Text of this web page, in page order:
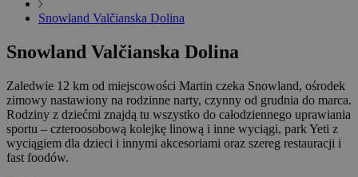
Snowland Valčianska Dolina
Snowland Valčianska Dolina
Zaledwie 12 km od miejscowości Martin czeka Snowland, ośrodek
zimowy nastawiony na rodzinne narty, czynny od grudnia do marca.
Rodziny z dziećmi znajdą tu wszystko do całodziennego uprawiania
sportu – czteroosobową kolejkę linową i inne wyciągi, park Yeti z
wyciągiem dla dzieci i innymi akcesoriami oraz szereg restauracji i
fast foodów.